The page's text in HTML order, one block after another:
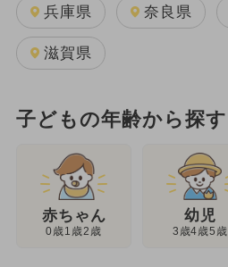
兵庫県 奈良県
滋賀県
子どもの年齢から探す
赤ちゃん
0歳1歳2歳
幼児
3歳4歳5歳